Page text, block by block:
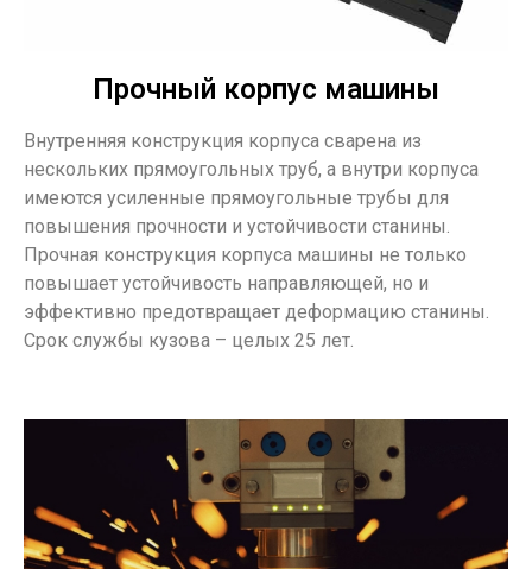
Прочный корпус машины
Внутренняя конструкция корпуса сварена из
нескольких прямоугольных труб, а внутри корпуса
имеются усиленные прямоугольные трубы для
повышения прочности и устойчивости станины.
Прочная конструкция корпуса машины не только
повышает устойчивость направляющей, но и
эффективно предотвращает деформацию станины.
Срок службы кузова – целых 25 лет.